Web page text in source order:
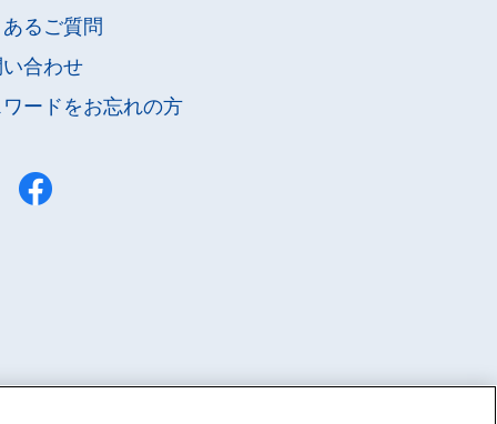
るご質問
合わせ
ードをお忘れの方